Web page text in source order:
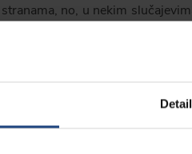
no, u nekim
administracija,
usluga hostinga, IT tvrtke,
ii) radi zaštite i o-
Croatia Airlines će proslijediti
trećim stranama, osim ako
koja bi vas mogla zanimati.
čuvati povjerljivost podataka.